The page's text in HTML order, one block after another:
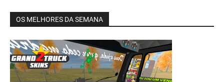
OS MELHORES DA SEMANA